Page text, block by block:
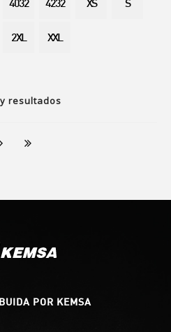
resultados
4032 4232 XS S
2XL XXL
POR KEMSA